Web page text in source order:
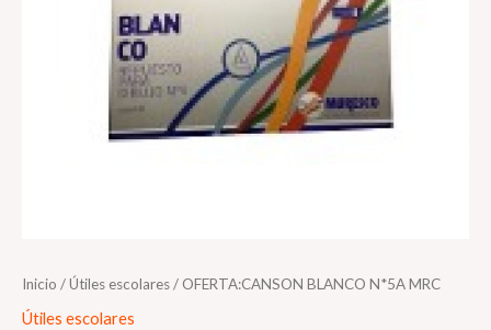
Inicio /Útiles escolares/ OFERTA:CANSON BLANCO N*5A MRC
Útiles escolares